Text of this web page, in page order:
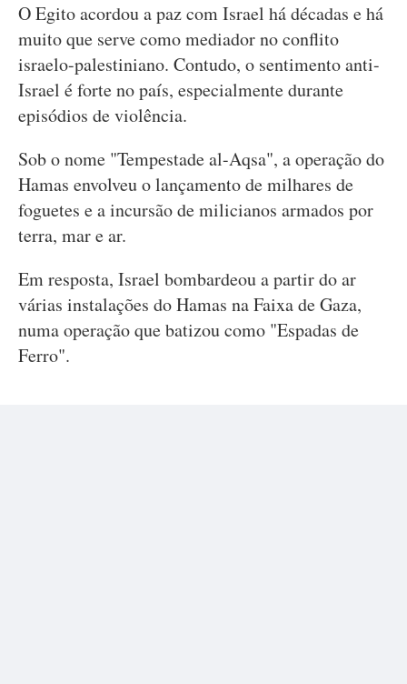
O Egito acordou a paz com Israel há décadas e há
muito que serve como mediador no conflito
israelo-palestiniano. Contudo, o sentimento anti-
Israel é forte no país, especialmente durante
episódios de violência.
Sob o nome "Tempestade al-Aqsa", a operação do
Hamas envolveu o lançamento de milhares de
foguetes e a incursão de milicianos armados por
terra, mar e ar.
Em resposta, Israel bombardeou a partir do ar
várias instalações do Hamas na Faixa de Gaza,
numa operação que batizou como "Espadas de
Ferro".